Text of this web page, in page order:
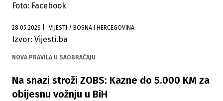
Foto: Facebook
28.05.2026 VIJESTI / BOSNA I HERCEGOVINA
Izvor: Vijesti.ba
NOVA PRAVILA U SAOBRAĆAJU
Na snazi stroži ZOBS: Kazne do 5.000 KM za
obijesnu vožnju u BiH